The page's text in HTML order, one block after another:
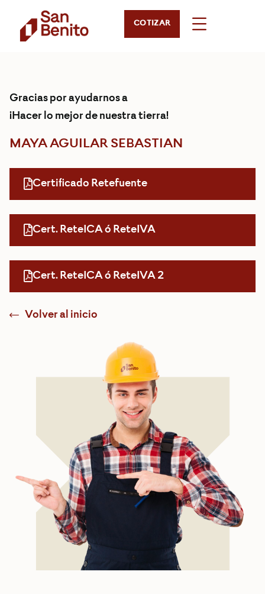
COTIZAR
Gracias por ayudarnos a
¡Hacer lo mejor de nuestra tierra!
MAYA AGUILAR SEBASTIAN
Certificado Retefuente
Cert. ReteICA ó ReteIVA
Cert. ReteICA ó ReteIVA 2
Volver al inicio